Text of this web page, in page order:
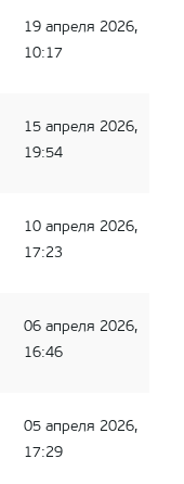
19 апреля 2026,
10:17
15 апреля 2026,
19:54
10 апреля 2026,
17:23
06 апреля 2026,
16:46
05 апреля 2026,
17:29